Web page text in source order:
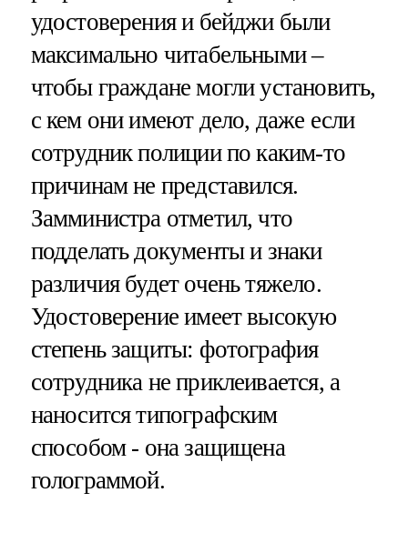
удостоверения и бейджи были
максимально читабельными –
чтобы граждане могли установить,
с кем они имеют дело, даже если
сотрудник полиции по каким-то
причинам не представился.
Замминистра отметил, что
подделать документы и знаки
различия будет очень тяжело.
Удостоверение имеет высокую
степень защиты: фотография
сотрудника не приклеивается, а
наносится типографским
способом - она защищена
голограммой.